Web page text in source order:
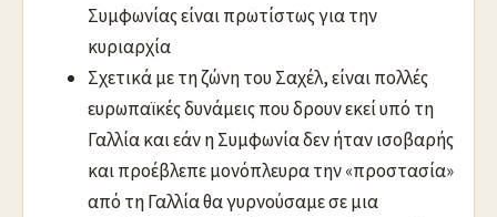
Συμφωνίας είναι πρωτίστως για την
κυριαρχία
Σχετικά με τη ζώνη του Σαχέλ, είναι πολλές
ευρωπαϊκές δυνάμεις που δρουν εκεί υπό τη
Γαλλία και εάν η Συμφωνία δεν ήταν ισοβαρής
και προέβλεπε μονόπλευρα την «προστασία»
από τη Γαλλία θα γυρνούσαμε σε μια